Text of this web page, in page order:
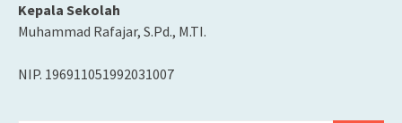
Kepala Sekolah
Muhammad Rafajar, S.Pd., M.TI.
NIP. 196911051992031007